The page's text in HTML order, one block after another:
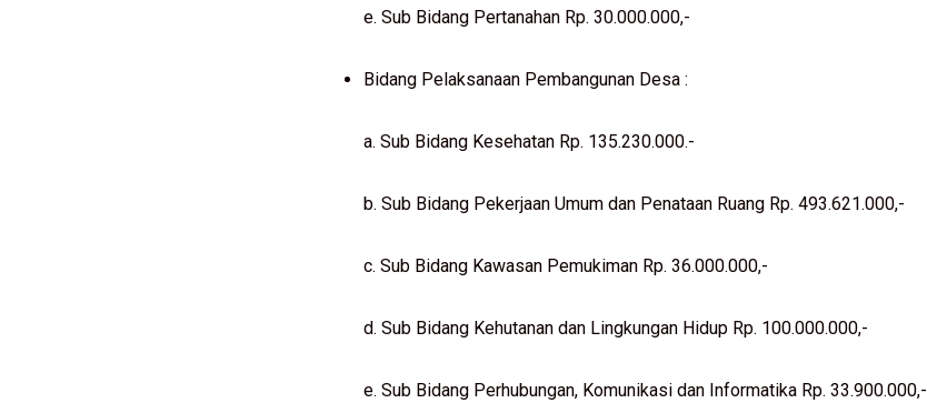
e. Sub Bidang Pertanahan Rp. 30.000.000,-
Bidang Pelaksanaan Pembangunan Desa :
a. Sub Bidang Kesehatan Rp. 135.230.000.-
b. Sub Bidang Pekerjaan Umum dan Penataan Ruang Rp. 493.621.000,-
c. Sub Bidang Kawasan Pemukiman Rp. 36.000.000,-
d. Sub Bidang Kehutanan dan Lingkungan Hidup Rp. 100.000.000,-
e. Sub Bidang Perhubungan, Komunikasi dan Informatika Rp. 33.900.000,-